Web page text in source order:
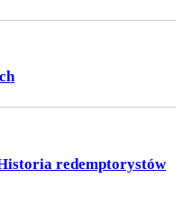
redemptorystów